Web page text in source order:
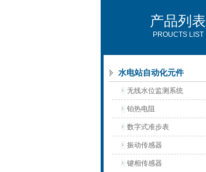
西安可雷可水电设备有限公司
产品列表
PROUCTS LIST
水电站自动化元件
无线水位监测系统
铂热电阻
数字式准步表
振动传感器
键相传感器